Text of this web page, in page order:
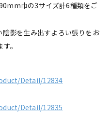
巾の3サイズ計6種類をご
影を生み出すよろい張りをお
。
Detail/12834
Detail/12835